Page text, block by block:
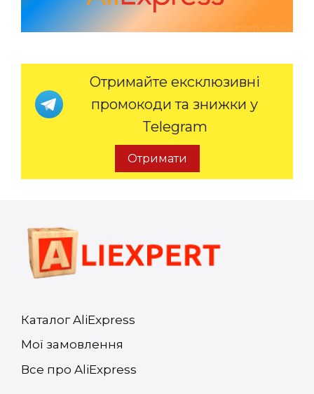
Отримайте ексклюзивні
промокоди та знижки у
Telegram
Отримати
Каталог AliExpress
Мої замовлення
Все про AliExpress